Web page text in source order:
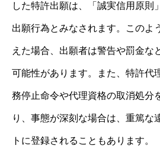
した特許出願は、「誠実信用原則
出願行為とみなされます。このよ
えた場合、出願者は警告や罰金な
可能性があります。また、特許代
務停止命令や代理資格の取消処分
り、事態が深刻な場合は、重篤な
トに登録されることもあります。